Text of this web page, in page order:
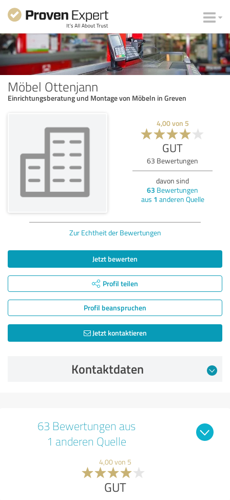
Möbel Ottenjann
Einrichtungsberatung und Montage von Möbeln in Greven
4,00von 5
GUT
63 Bewertungen
davon sind
63 Bewertungen
aus 1 anderen Quelle
Zur Echtheit der Bewertungen
Jetzt bewerten
Profil teilen
Profil beanspruchen
Jetzt kontaktieren
Kontaktdaten
63 Bewertungen aus
1 anderen Quelle
4,00 von 5
GUT